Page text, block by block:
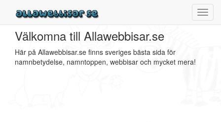
Välkomna till Allawebbisar.se
Här på Allawebbisar.se finns sveriges bästa sida för
namnbetydelse, namntoppen, webbisar och mycket mera!